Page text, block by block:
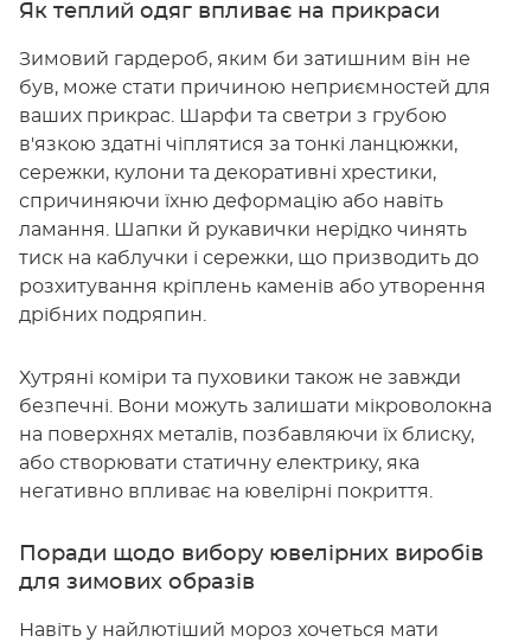
Як теплий одяг впливає на прикраси
Зимовий гардероб, яким би затишним він не
був, може стати причиною неприємностей для
ваших прикрас. Шарфи та светри з грубою
в'язкою здатні чіплятися за тонкі ланцюжки,
сережки, кулони та декоративні хрестики,
спричиняючи їхню деформацію або навіть
ламання. Шапки й рукавички нерідко чинять
тиск на каблучки і сережки, що призводить до
розхитування кріплень каменів або утворення
дрібних подряпин.
Хутряні коміри та пуховики також не завжди
безпечні. Вони можуть залишати мікроволокна
на поверхнях металів, позбавляючи їх блиску,
або створювати статичну електрику, яка
негативно впливає на ювелірні покриття.
Поради щодо вибору ювелірних виробів
для зимових образів
Навіть у найлютіший мороз хочеться мати